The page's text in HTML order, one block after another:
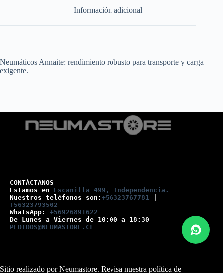
Información adicional
Neumáticos Annaite: rendimiento robusto para transporte y carga
exigente.
CONTÁCTANOS
Estamos en Escanilla 499, Independencia.
Nuestros teléfonos son: +56323767781
+56323793502
WhatsApp: +56926891622
De Lunes a Viernes de 10:00 a 18:30
PEDIDOS@NEUMASTORE.CL
Sitio realizado por Neumastore. Revisa nuestra política de